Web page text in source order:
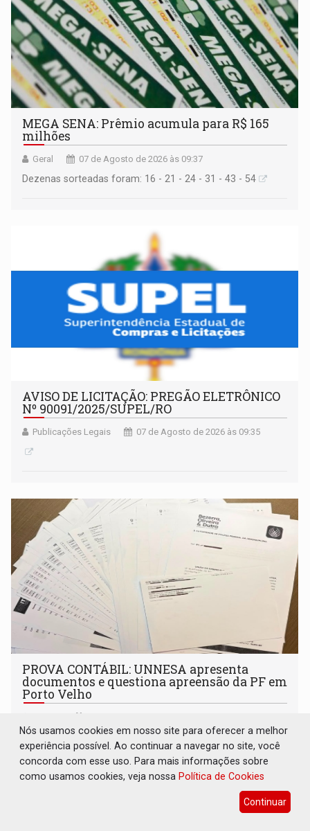
MEGA SENA: Prêmio acumula para R$ 165
milhões
Geral 07 de Agosto de 2026 às 09:37
Dezenas sorteadas foram: 16 - 21 - 24 - 31 - 43 - 54
AVISO DE LICITAÇÃO: PREGÃO ELETRÔNICO
Nº 90091/2025/SUPEL/RO
Publicações Legais 07 de Agosto de 2026 às 09:35
PROVA CONTÁBIL: UNNESA apresenta
documentos e questiona apreensão da PF em
Porto Velho
Instituição de ensino apresentou documentos bancários e
contábeis que, segundo ela, comprovam que dinheiro saiu
de sua própria conta, foi sacado pelo diretor financeiro e
apreendido quando já estava dentro da sede da entidade
Nós usamos cookies em nosso site para oferecer a melhor
experiência possível. Ao continuar a navegar no site, você
concorda com esse uso. Para mais informações sobre
como usamos cookies, veja nossa Política de Cookies
Continuar